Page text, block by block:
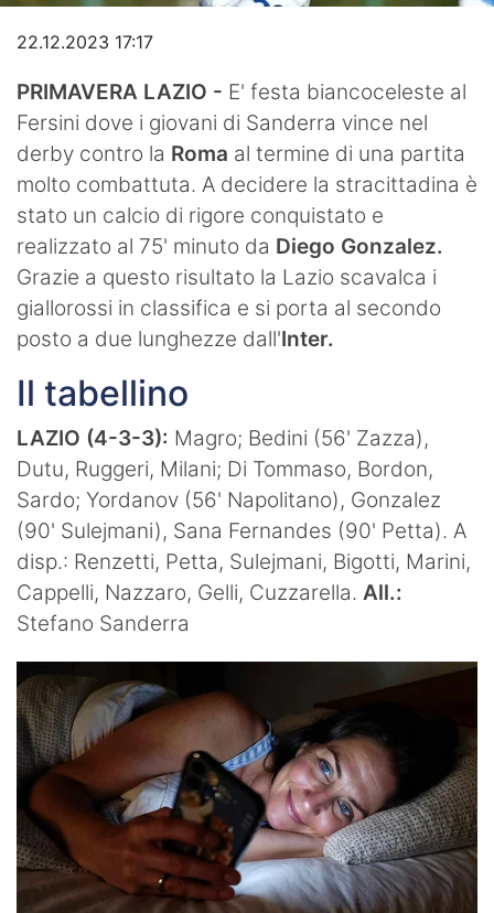
22.12.2023 17:17
PRIMAVERA LAZIO - E' festa biancoceleste al
Fersini dove i giovani di Sanderra vince nel
derby contro la Roma al termine di una partita
molto combattuta. A decidere la stracittadina è
stato un calcio di rigore conquistato e
realizzato al 75' minuto da Diego Gonzalez.
Grazie a questo risultato la Lazio scavalca i
giallorossi in classifica e si porta al secondo
posto a due lunghezze dall'Inter.
Il tabellino
LAZIO (4-3-3): Magro; Bedini (56' Zazza),
Dutu, Ruggeri, Milani; Di Tommaso, Bordon,
Sardo; Yordanov (56' Napolitano), Gonzalez
(90' Sulejmani), Sana Fernandes (90' Petta). A
disp.: Renzetti, Petta, Sulejmani, Bigotti, Marini,
Cappelli, Nazzaro, Gelli, Cuzzarella. All.:
Stefano Sanderra